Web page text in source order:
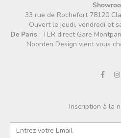
33 rue de Rochefort 78120
Ouvert le jeudi, vendredi et
De Paris : TER direct Gare
Noorden Design vient vous
Inscription à la